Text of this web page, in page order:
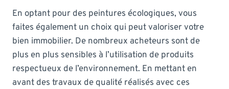
En optant pour des peintures écologiques, vous
faites également un choix qui peut valoriser votre
bien immobilier. De nombreux acheteurs sont de
plus en plus sensibles à l’utilisation de produits
respectueux de l’environnement. En mettant en
avant des travaux de qualité réalisés avec ces